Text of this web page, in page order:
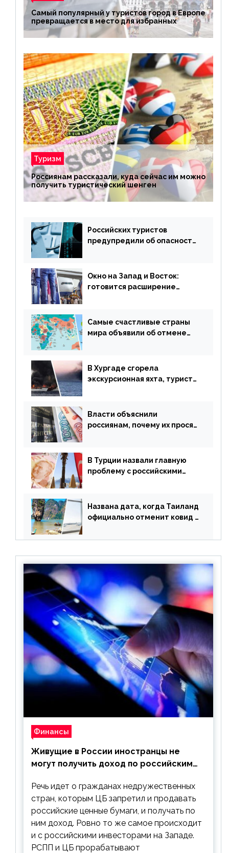
Самый популярный у туристов город в Европе
превращается в место для избранных
Туризм
Россиянам рассказали, куда сейчас им можно
получить туристический шенген
Российских туристов
предупредили об опасности
Окно на Запад и Восток:
готовится расширение
Самые счастливые страны
мира объявили об отмене
В Хургаде сгорела
экскурсионная яхта, туристы
Власти объяснили
россиянам, почему их просят
В Турции назвали главную
проблему с российскими
Названа дата, когда Таиланд
официально отменит ковид и
Финансы
Живущие в России иностранцы не
могут получить доход по российским
Речь идет о гражданах недружественных
стран, которым ЦБ запретил и продавать
российские ценные бумаги, и получать по
ним доход. Ровно то же самое происходит
и с российскими инвесторами на Западе.
РСПП и ЦБ прорабатывают